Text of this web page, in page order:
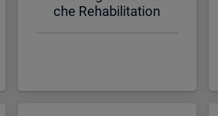
che Re­ha­bi­li­ta­ti­on